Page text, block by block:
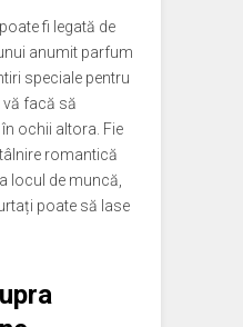
fi legată de
anumit parfum
speciale pentru
vă facă să
ochii altora. Fie
romantică
locul de muncă,
poate să lase